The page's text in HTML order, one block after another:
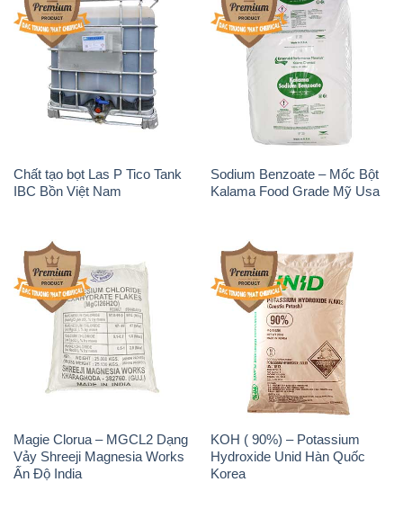
Chất tạo bọt Las P Tico Tank
IBC Bồn Việt Nam
Sodium Benzoate – Mốc Bột
Kalama Food Grade Mỹ Usa
Magie Clorua – MGCL2 Dạng
Vảy Shreeji Magnesia Works
Ấn Độ India
KOH ( 90%) – Potassium
Hydroxide Unid Hàn Quốc
Korea